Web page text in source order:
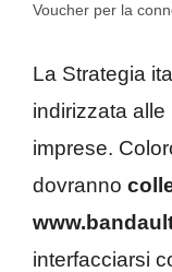
Voucher per la
La Strategia
indirizzata
imprese.
dovranno
interfacciarsi